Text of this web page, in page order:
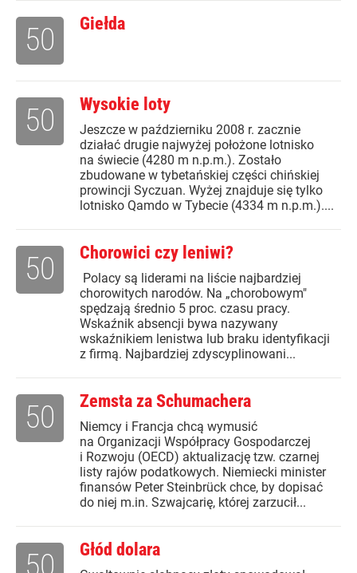
Giełda
50
Wysokie loty
Jeszcze w październiku 2008 r. zacznie
działać drugie najwyżej położone lotnisko
na świecie (4280 m n.p.m.). Zostało
zbudowane w tybetańskiej części chińskiej
prowincji Syczuan. Wyżej znajduje się tylko
lotnisko Qamdo w Tybecie (4334 m n.p.m.)....
50
Chorowici czy leniwi?
Polacy są liderami na liście najbardziej
chorowitych narodów. Na „chorobowym"
spędzają średnio 5 proc. czasu pracy.
Wskaźnik absencji bywa nazywany
wskaźnikiem lenistwa lub braku identyfikacji
z firmą. Najbardziej zdyscyplinowani...
50
Zemsta za Schumachera
Niemcy i Francja chcą wymusić
na Organizacji Współpracy Gospodarczej
i Rozwoju (OECD) aktualizację tzw. czarnej
listy rajów podatkowych. Niemiecki minister
finansów Peter Steinbrück chce, by dopisać
do niej m.in. Szwajcarię, której zarzucił...
50
Głód dolara
50